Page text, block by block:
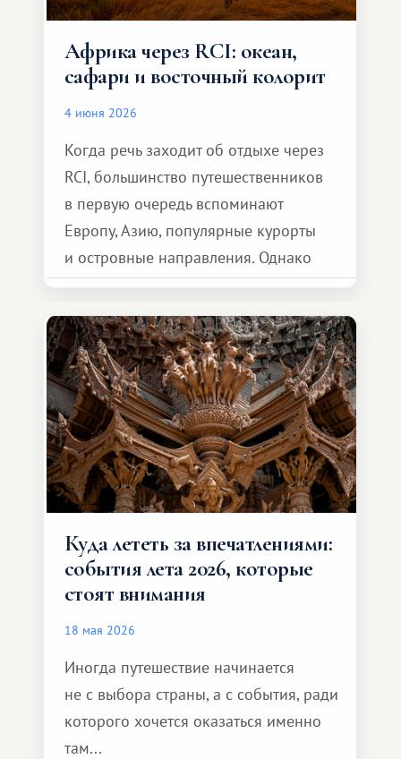
Африка через RCI: океан,
сафари и восточный колорит
4 июня 2026
Когда речь заходит об отдыхе через
RCI, большинство путешественников
в первую очередь вспоминают
Европу, Азию, популярные курорты
и островные направления. Однако
возможности обменной системы
значительно шире. Среди них есть
и Африка — континент, который
способен подарить совершенно иной
формат путешествия.
Куда лететь за впечатлениями:
события лета 2026, которые
стоят внимания
18 мая 2026
Иногда путешествие начинается
не с выбора страны, а с события, ради
которого хочется оказаться именно
там...